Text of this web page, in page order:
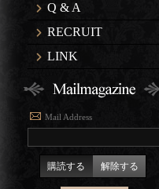
Q & A
RECRUIT
LINK
Mail Address
購読する 解除する